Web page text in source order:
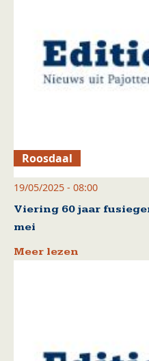
Roosdaal
19/05/2025 - 08:00
Viering 60 jaar
mei
Meer lezen